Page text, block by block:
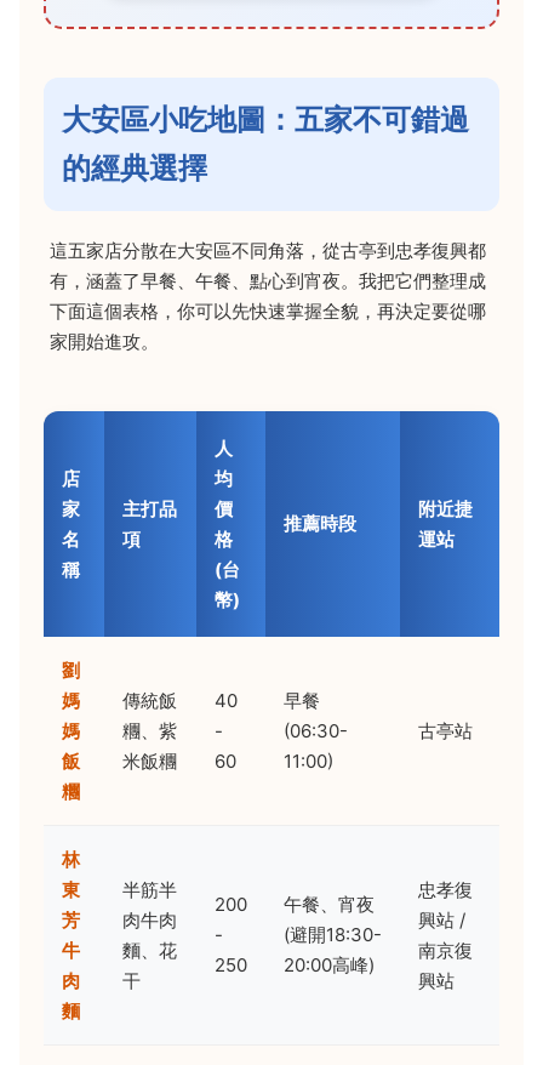
大安區小吃地圖：五家不可錯過
的經典選擇
這五家店分散在大安區不同角落，從古亭到忠孝復興都
有，涵蓋了早餐、午餐、點心到宵夜。我把它們整理成
下面這個表格，你可以先快速掌握全貌，再決定要從哪
家開始進攻。
店
家
名
稱
主打品
項
人
均
價
格
(台
幣)
推薦時段
附近捷
運站
劉
媽
媽
飯
糰
傳統飯
糰、紫
米飯糰
40
-
60
早餐
(06:30-
11:00)
古亭站
林
東
芳
牛
肉
麵
半筋半
肉牛肉
麵、花
干
200
-
250
午餐、宵夜
(避開18:30-
20:00高峰)
忠孝復
興站 /
南京復
興站